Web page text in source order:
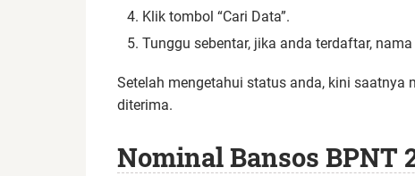
Klik tombol “Cari Data”.
Tunggu sebentar, jika anda terdaftar,
Setelah mengetahui status anda, kini saatnya
diterima.
Nominal Bansos BPNT